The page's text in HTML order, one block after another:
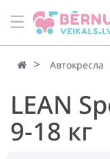
Автокресла
LEAN
9-18 кг